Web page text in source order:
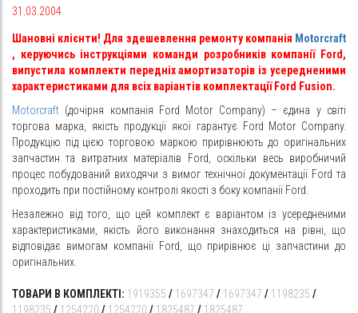
31.03.2004
Шановні клієнти! Для здешевлення ремонту компанія Motorcraft
, керуючись інструкціями команди розробників компанії Ford,
випустила комплекти передніх амортизаторів із усередненими
характеристиками для всіх варіантів комплектації Ford Fusion.
Motorcraft (дочірня компанія Ford Motor Company) – єдина у світі
торгова марка, якість продукції якої гарантує Ford Motor Company.
Продукцію під цією торговою маркою прирівнюють до оригінальних
запчастин та витратних матеріалів Ford, оскільки весь виробничий
процес побудований виходячи з вимог технічної документації Ford та
проходить при постійному контролі якості з боку компанії Ford.
Незалежно від того, що цей комплект є варіантом із усередненими
характеристиками, якість його виконання знаходиться на рівні, що
відповідає вимогам компанії Ford, що прирівнює ці запчастини до
оригінальних.
ТОВАРИ В КОМПЛЕКТІ: 1919355 / 1697347 / 1697347 / 1198235 /
1198235 / 1254220 / 1254220 / 1825487 / 1825487